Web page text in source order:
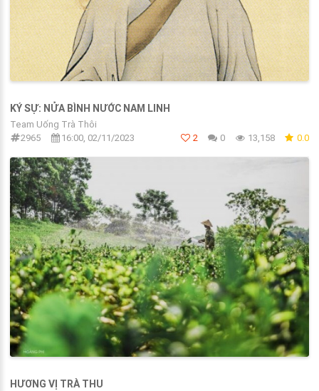
KÝ SỰ: NỬA BÌNH NƯỚC NAM LINH
Team Uống Trà Thôi
2965
16:00, 02/11/2023 2 0 13,158 0.0
HƯƠNG VỊ TRÀ THU